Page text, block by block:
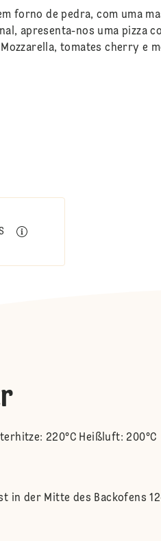
forno de pedra, com uma
apresenta-nos uma pizza
tomates cherry e
220°C Heißluft: 200°C
in der Mitte des Backofens